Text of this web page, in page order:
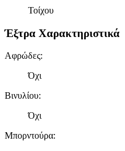
Τοίχου
Έξτρα Χαρακτηριστικά
Αφρώδες:
Όχι
Βινυλίου:
Όχι
Μπορντούρα: